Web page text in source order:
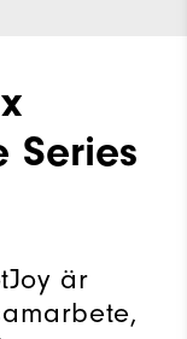
Series
är